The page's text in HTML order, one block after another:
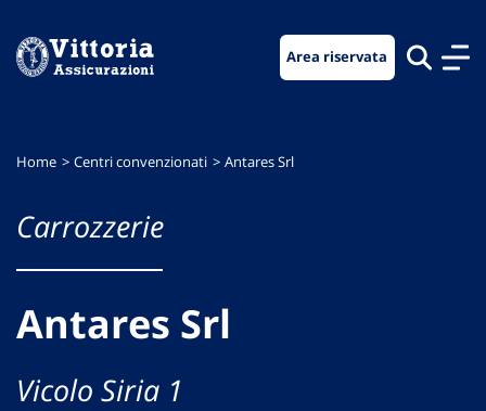
menu
contenuto
footer
Area riservata
Home Centri convenzionati Antares Srl
Carrozzerie
Antares Srl
Vicolo Siria 1